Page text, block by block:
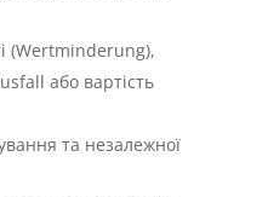
(Wertminderung),
або вартість
та незалежної